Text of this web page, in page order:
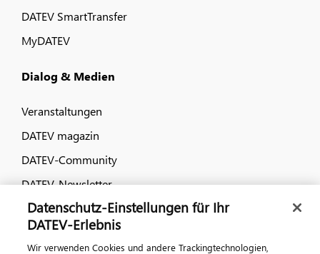
DATEV SmartTransfer
MyDATEV
Dialog & Medien
Veranstaltungen
DATEV magazin
DATEV-Community
DATEV-Newsletter
Kontaktieren Sie uns
Datenschutz-Einstellungen für Ihr
DATEV-Erlebnis
Wir verwenden Cookies und andere Trackingtechnologien,